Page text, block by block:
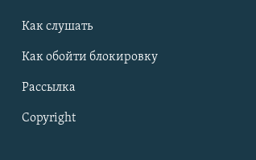
Как слушать
Как обойти блокировку
Рассылка
Copyright